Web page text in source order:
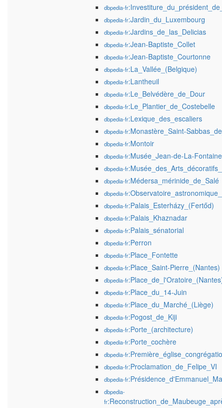
dbpedia-fr
dbpedia-fr:Jardin_du_Luxembourg
dbpedia-fr:Jardins_de_las_Delicias
dbpedia-fr:Jean-Baptiste_Collet
dbpedia-fr:Jean-Baptiste_Courtonne
dbpedia-fr:La_Vallée_(Belgique)
dbpedia-fr:Lantheuil
dbpedia-fr:Le_Belvédère_de_Dour
dbpedia-fr:Le_Plantier_de_Costebelle
dbpedia-fr:Lexique_des_escaliers
dbpedia-fr:Monastère_Saint-
dbpedia-fr:Montoir
dbpedia-fr:Musée_Jean-de-La-Fontaine
dbpedia-fr
dbpedia-fr:Médersa_mérinide_de_Salé
dbpedia-fr
dbpedia-fr:Palais_Esterházy_(Fertőd)
dbpedia-fr:Palais_Khaznadar
dbpedia-fr:Palais_sénatorial
dbpedia-fr:Perron
dbpedia-fr:Place_Fontette
dbpedia-fr:Place_Saint-Pierre_(Nantes)
dbpedia-fr
dbpedia-fr:Place_du_14-Juin
dbpedia-fr:Place_du_Marché_(Liège)
dbpedia-fr:Pogost_de_Kiji
dbpedia-fr:Porte_(architecture)
dbpedia-fr:Porte_cochère
dbpedia-fr
dbpedia-fr:Proclamation_de_Felipe_VI
dbpedia-fr
dbpedia-
fr